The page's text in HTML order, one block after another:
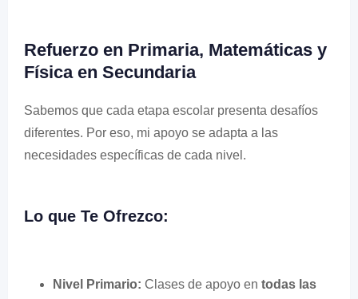
Refuerzo en Primaria, Matemáticas y
Física en Secundaria
Sabemos que cada etapa escolar presenta desafíos
diferentes. Por eso, mi apoyo se adapta a las
necesidades específicas de cada nivel.
Lo que Te Ofrezco:
Nivel Primario: Clases de apoyo en todas las